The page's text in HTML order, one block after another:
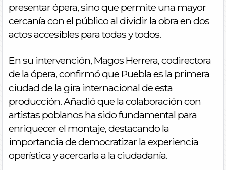
presentar ópera, sino que permite una mayor
cercanía con el público al dividir la obra en dos
actos accesibles para todas y todos.
En su intervención, Magos Herrera, codirectora
de la ópera, confirmó que Puebla es la primera
ciudad de la gira internacional de esta
producción. Añadió que la colaboración con
artistas poblanos ha sido fundamental para
enriquecer el montaje, destacando la
importancia de democratizar la experiencia
operística y acercarla a la ciudadanía.